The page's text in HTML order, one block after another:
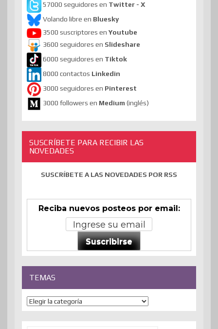
57000 seguidores en Twitter - X
Volando libre en Bluesky
3500 suscriptores en Youtube
3600 seguidores en Slideshare
6000 seguidores en Tiktok
8000 contactos Linkedin
3000 seguidores en Pinterest
3000 followers en Medium (inglés)
SUSCRÍBETE PARA RECIBIR LAS
NOVEDADES
SUSCRÍBETE A LAS NOVEDADES POR RSS
Reciba nuevos posteos por email:
Suscribirse
TEMAS
Temas